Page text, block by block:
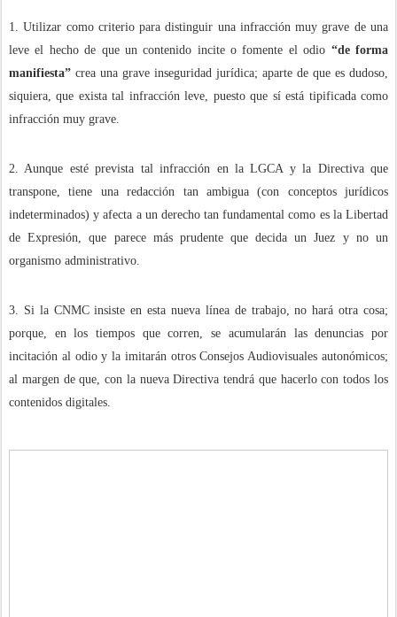
1. Utilizar como criterio para distinguir una infracción muy grave de una
leve el hecho de que un contenido incite o fomente el odio “de forma
manifiesta” crea una grave inseguridad jurídica; aparte de que es dudoso,
siquiera, que exista tal infracción leve, puesto que sí está tipificada como
infracción muy grave.
2. Aunque esté prevista tal infracción en la LGCA y la Directiva que
transpone, tiene una redacción tan ambigua (con conceptos jurídicos
indeterminados) y afecta a un derecho tan fundamental como es la Libertad
de Expresión, que parece más prudente que decida un Juez y no un
organismo administrativo.
3. Si la CNMC insiste en esta nueva línea de trabajo, no hará otra cosa;
porque, en los tiempos que corren, se acumularán las denuncias por
incitación al odio y la imitarán otros Consejos Audiovisuales autonómicos;
al margen de que, con la nueva Directiva tendrá que hacerlo con todos los
contenidos digitales.